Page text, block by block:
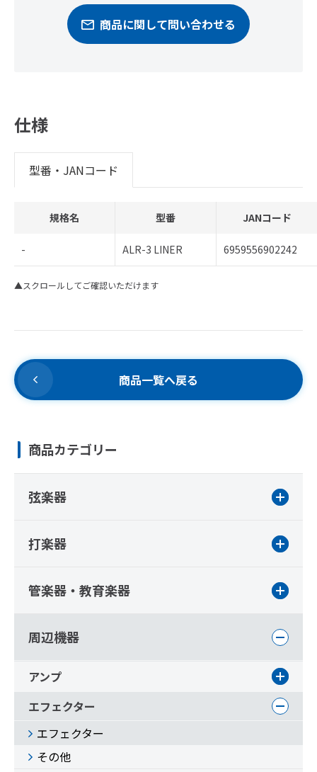
商品に関して問い合わせる
仕様
型番・JANコード
規格名 型番 JANコード
- ALR-3 LINER 6959556902242
▲スクロールしてご確認いただけます
商品一覧へ戻る
商品カテゴリー
弦楽器
打楽器
管楽器・教育楽器
周辺機器
アンプ
エフェクター
エフェクター
その他